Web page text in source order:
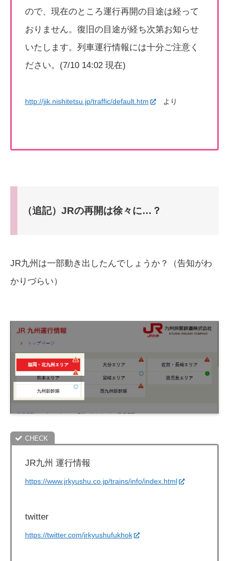
ので、現在のところ運行再開の目途は経って
おりません。復旧の目途が経ち次第お知らせ
いたします。列車運行情報には十分ご注意く
ださい。(7/10 14:02 現在)
http://jik.nishitetsu.jp/traffic/default.htm より
（追記）JRの再開は徐々に…？
JR九州は一部動き出したんでしょうか？（告知がわ
かりづらい）
JR九州 運行情報
https://www.jrkyushu.co.jp/trains/info/index.html
twitter
https://twitter.com/jrkyushufukhok